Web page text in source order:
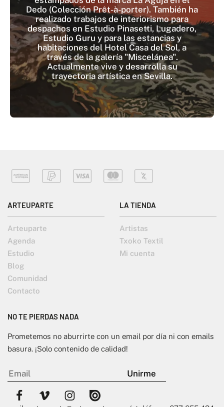
Dedo (Colección Prêt-à-porter). También ha
realizado trabajos de interiorismo para
despachos en Estudio Pinasetti, Lugadero,
Estudio Guru y para las estancias y
habitaciones del Hotel Casa del Sol, a
través de la galería "Miscelánea".
Actualmente vive y desarrolla su
trayectoria artística en Sevilla.
ARTEUPARTE
Arteuparte
Agenda
Estudio
Blog
Comunidad
Contacto
LA TIENDA
Artistas
Txoko Textil
Mi cuenta
NO TE PIERDAS NADA
Prometemos no aburrirte con un email por día ni con emails
basura. ¡Solo contenido de calidad!